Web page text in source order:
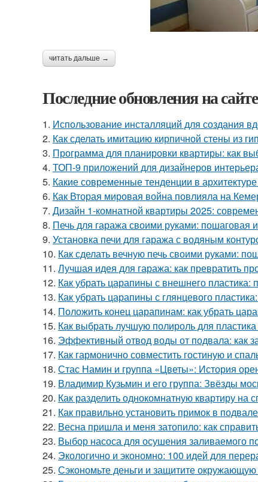
читать дальше →
Последние обновления на
1. Использование инсталляций для создания
2. Как сделать имитацию кирпичной стены из
3. Программа для планировки квартиры: как
4. ТОП-9 приложений для дизайнеров
5. Какие современные тенденции в
6. Как Вторая мировая война повлияла на
7. Дизайн 1-комнатной квартиры 2025:
8. Печь для гаража своими руками: пошаговая
9. Установка печи для гаража с водяным
10. Как сделать вечную печь своими руками:
11. Лучшая идея для гаража: как превратить
12. Как убрать царапины с внешнего пластика:
13. Как убрать царапины с глянцевого
14. Положить конец царапинам: как убрать
15. Как выбрать лучшую полироль для
16. Эффективный отвод воды от подвала: как
17. Как гармонично совместить гостиную и
18. Стас Намин и группа «Цветы»: История
19. Владимир Кузьмин и его группа: Звёзды
20. Как разделить однокомнатную квартиру на
21. Как правильно установить примок в
22. Весна пришла и меня затопило: как
23. Выбор насоса для осушения заливаемого
24. Экологично и экономно: 100 идей для
25. Сэкономьте деньги и защитите